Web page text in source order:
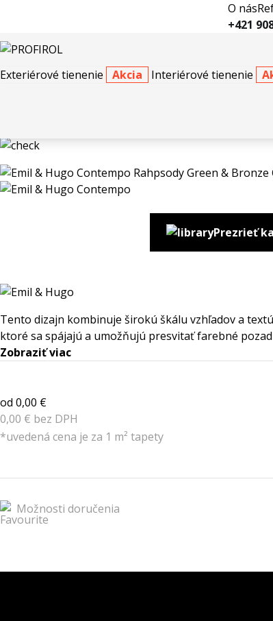
O nás
+421
Exteriérové tienenie
Akcia Interiérové tienenie
Prezrieť
Tento dizajn kombinuje širokú škálu vzhľadov a
ktoré sa spájajú a umožňujú presvitať farebné
Zobraziť viac
od 0,00 €
0,00 € bez DPH
*uvedená cena je za 1 m² tapety
Možnosti doručenia